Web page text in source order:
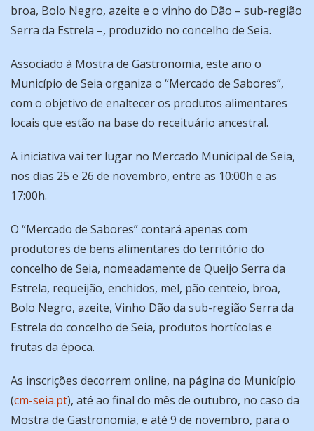
broa, Bolo Negro, azeite e o vinho do Dão – sub-região
Serra da Estrela –, produzido no concelho de Seia.
Associado à Mostra de Gastronomia, este ano o
Município de Seia organiza o “Mercado de Sabores”,
com o objetivo de enaltecer os produtos alimentares
locais que estão na base do receituário ancestral.
A iniciativa vai ter lugar no Mercado Municipal de Seia,
nos dias 25 e 26 de novembro, entre as 10:00h e as
17:00h.
O “Mercado de Sabores” contará apenas com
produtores de bens alimentares do território do
concelho de Seia, nomeadamente de Queijo Serra da
Estrela, requeijão, enchidos, mel, pão centeio, broa,
Bolo Negro, azeite, Vinho Dão da sub-região Serra da
Estrela do concelho de Seia, produtos hortícolas e
frutas da época.
As inscrições decorrem online, na página do Município
(cm-seia.pt), até ao final do mês de outubro, no caso da
Mostra de Gastronomia, e até 9 de novembro, para o